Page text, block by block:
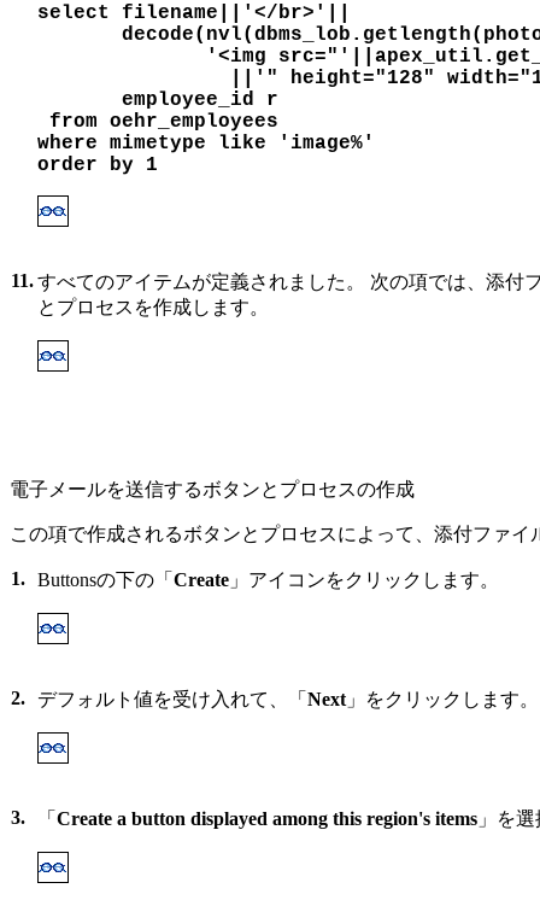
select filename||'</br>'||
'<img
||'" height="128"
       employee_id r
from oehr_employees
where mimetype like 'image%'
order by 1
11.すべてのアイテムが定義されました。 次の項では、添付
とプロセスを作成します。
電子メールを送信するボタンとプロセスの作成
この項で作成されるボタンとプロセスによって、添付ファ
1. Buttonsの下の「 Create 」アイコンをクリックします。
2. デフォルト値を受け入れて、「 Next 」をクリックします。
3. 「 Create a button displayed among this region's items 」を